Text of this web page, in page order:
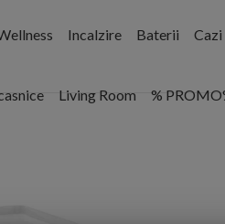
Incalzire Baterii Cazi
Living Room %